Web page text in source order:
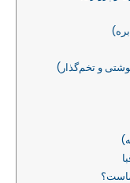
و تخم‌گذار)